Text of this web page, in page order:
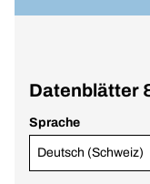
Datenblätter
Sprache
Deutsch (Schweiz)